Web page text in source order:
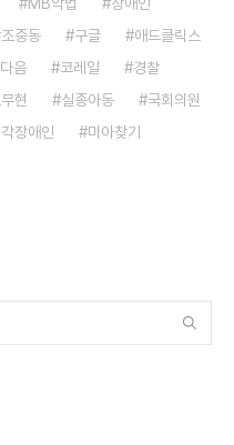
조중동 구글
애드클릭스
다음 코레일
경찰
현 실종아동
국회의원
장애인
미아찾기